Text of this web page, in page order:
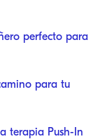
perfecto para
para tu
terapia Push-In